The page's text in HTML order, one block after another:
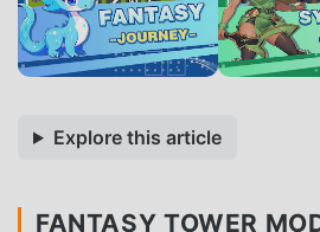
Explore this article
FANTASY TOWER